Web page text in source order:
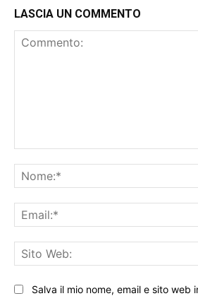
LASCIA UN COMMENTO
Salva il mio nome, email e sito web